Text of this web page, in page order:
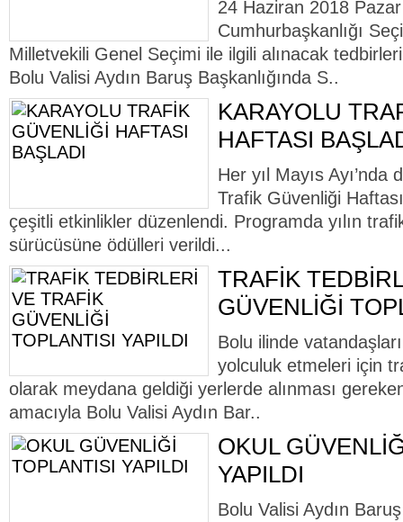
24 Haziran 2018
Cumhurbaşkanlığı
Milletvekili Genel Seçimi ile ilgili alınacak
Bolu Valisi Aydın Baruş Başkanlığında S..
KARAYOLU
HAFTASI
Her yıl Mayıs
Trafik Güvenliği
çeşitli etkinlikler düzenlendi. Programda yılın
sürücüsüne ödülleri verildi...
TRAFİK
GÜVENLİĞİ
Bolu ilinde
yolculuk etmeleri için
olarak meydana geldiği yerlerde alınması
amacıyla Bolu Valisi Aydın Bar..
OKUL
YAPILDI
Bolu Valisi Aydın